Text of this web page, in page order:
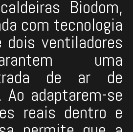
Biodom,
com tecnologia
dois ventiladores
uma
de ar de
Ao adaptarem-se
reais dentro e